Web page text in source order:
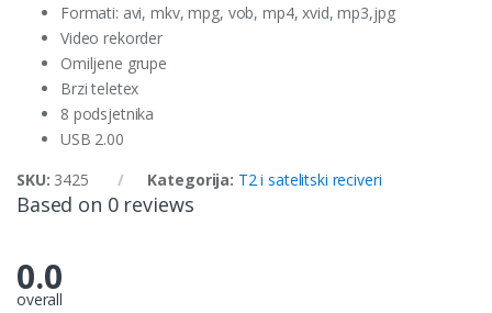
Formati: avi, mkv, mpg, vob, mp4, xvid, mp3,jpg
Video rekorder
Omiljene grupe
Brzi teletex
8 podsjetnika
USB 2.00
SKU: 3425 Kategorija: T2 i satelitski reciveri
Based on 0 reviews
0.0
overall